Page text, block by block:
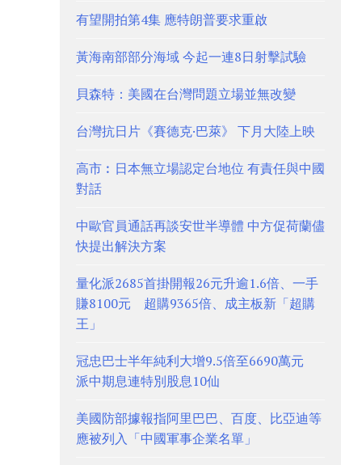
有望開拍第4集 應特朗普要求重啟
黃海南部部分海域 今起一連8日射擊試驗
貝森特：美國在台灣問題立場並無改變
台灣抗日片《賽德克·巴萊》 下月大陸上映
高市︰日本無立場認定台地位 有責任與中國
對話
中歐官員通話再談安世半導體 中方促荷蘭儘
快提出解決方案
量化派2685首掛開報26元升逾1.6倍、一手
賺8100元 超購9365倍、成主板新「超購
王」
冠忠巴士半年純利大增9.5倍至6690萬元
派中期息連特別股息10仙
美國防部據報指阿里巴巴、百度、比亞迪等
應被列入「中國軍事企業名單」